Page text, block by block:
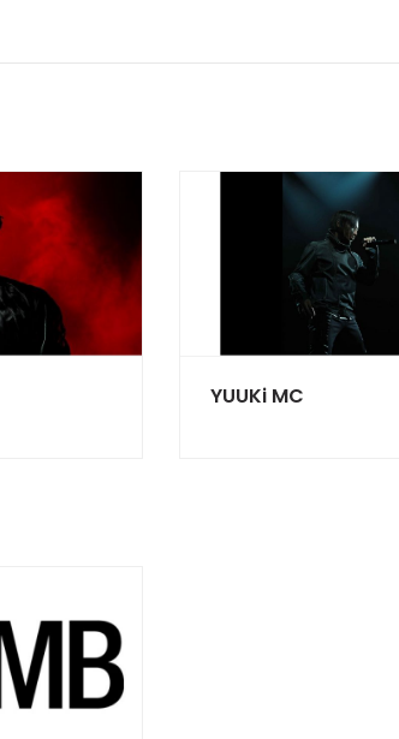
YUUKi MC